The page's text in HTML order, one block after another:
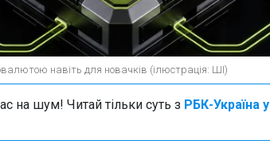
навіть для новачків (ілюстрація: ШІ)
на шум! Читай тільки суть з РБК-Україна у